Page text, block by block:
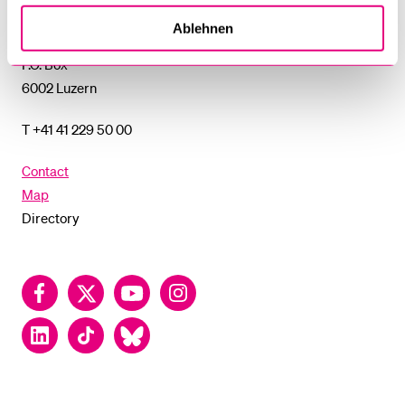
Ablehnen
P.O. Box
6002 Luzern
T +41 41 229 50 00
Contact
Map
Directory
FacebookTwitter YouTubeInstagram
LinkedInTikTok Bluesky